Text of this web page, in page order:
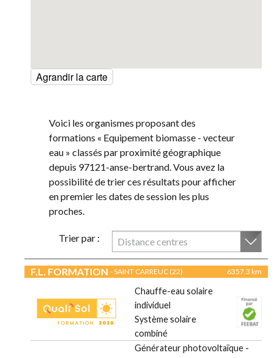
Agrandir la carte
Voici les organismes proposant des
formations « Equipement biomasse - vecteur
eau » classés par proximité géographique
depuis 97121-anse-bertrand. Vous avez la
possibilité de trier ces résultats pour afficher
en premier les dates de session les plus
proches.
Trier par : Distance centres
F.L. FORMATION - SAINT CARREUC (22) 6357.3 km
Chauffe-eau solaire
individuel
Système solaire
combiné
Générateur photovoltaïque -